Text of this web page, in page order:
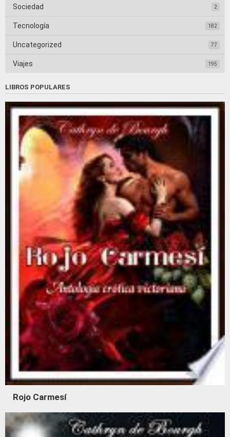
Sociedad 2
Tecnología 182
Uncategorized 77
Viajes 195
LIBROS POPULARES
Rojo Carmesí